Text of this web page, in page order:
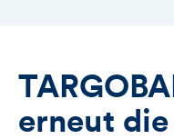
erneut